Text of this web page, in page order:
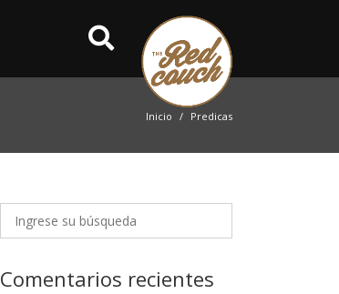
Inicio Predicas
Comentarios recientes